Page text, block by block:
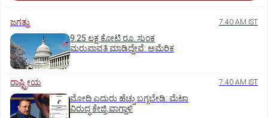
ಜಗತ್ತು 7:40 AM IST
9.25 ಲಕ್ಷ ಕೋಟಿ ರೂ. ಸುಂಕ
ಮರುಪಾವತಿ ಮಾಡಿದ್ದೇವೆ: ಅಮೆರಿಕ
ರಾಷ್ಟ್ರೀಯ 7:40 AM IST
ಮೋದಿ ಎದುರು ಹೆಚ್ಚು ಬಗ್ಗಬೇಡಿ: ಮೆಟಾ
ವಿರುದ್ಧ ಕೇಜ್ರಿ ವಾಗ್ದಾಳಿ